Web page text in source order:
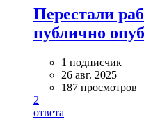
Перестали
публично
1 подписчик
26 авг. 2025
187 просмотров
2
ответа